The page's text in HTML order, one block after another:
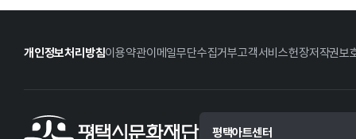
개인정보처리방침이용약관이메일무단수집거부고객서비스헌장저작권보
평택아트센터